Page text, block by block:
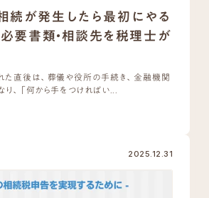
続が発生したら最初にやる
要書類・相談先を税理士が
た直後は、葬儀や役所の手続き、金融機関
、「何から手をつければい...
2025.12.31